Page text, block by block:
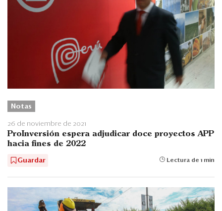
Notas
26 de noviembre de 2021
ProInversión espera adjudicar doce proyectos APP
hacia fines de 2022
Guardar Lectura de 1 min